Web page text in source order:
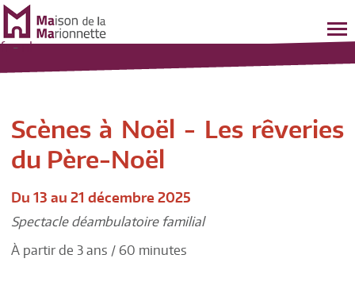
fr-nl
Scènes à Noël - Les rêveries
du Père-Noël
Du 13 au 21 décembre 2025
Spectacle déambulatoire familial
À partir de 3 ans / 60 minutes